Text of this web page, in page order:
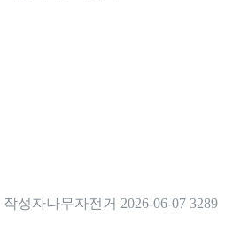
작성자나무자전거 2026-06-07 3289